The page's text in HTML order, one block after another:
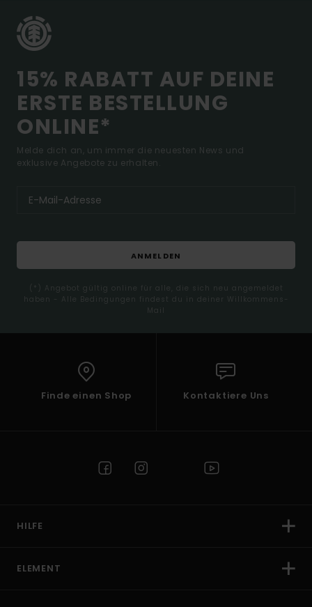
15% RABATT AUF DEINE
ERSTE BESTELLUNG
ONLINE*
Melde dich an, um immer die neuesten News und
exklusive Angebote zu erhalten.
ANMELDEN
(*) Angebot gültig online für alle, die sich neu angemeldet
haben - Alle Bedingungen findest du in deiner Willkommens-
Mail
Finde einen Shop Kontaktiere Uns
HILFE
ELEMENT